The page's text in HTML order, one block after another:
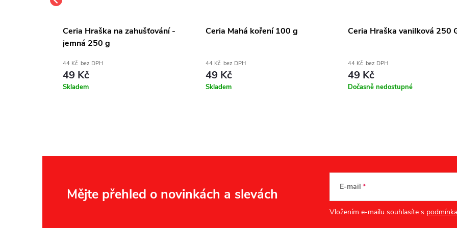
Ceria Hraška na zahušťování -
jemná 250 g
44 Kč bez DPH
49 Kč
Skladem
Ceria Mahá koření 100 g
44 Kč bez DPH
49 Kč
Skladem
Ceria Hraška vanilková 250
44 Kč bez DPH
49 Kč
Dočasně nedostupné
Mějte přehled o novinkách a slevách E-mail
Vložením e-mailu souhlasíte s